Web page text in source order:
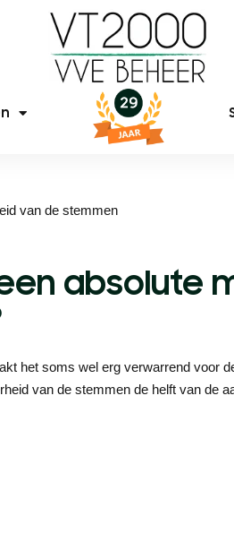
van de stemmen
absolute
het soms wel erg verwarrend voor
van de stemmen de helft van de